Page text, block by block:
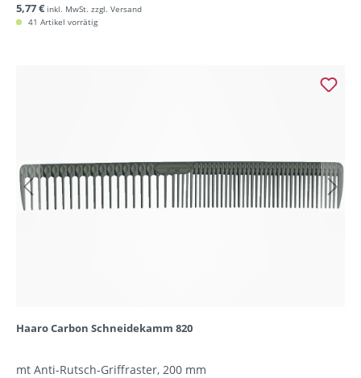
5,77 € inkl. MwSt. zzgl. Versand
41 Artikel vorrätig
Haaro Carbon Schneidekamm 820
mt Anti-Rutsch-Griffraster, 200 mm